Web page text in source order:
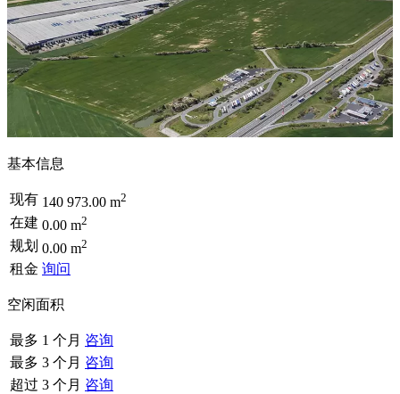
基本信息
现有 140 973.00 m2
在建 0.00 m2
规划 0.00 m2
租金 询问
空闲面积
最多 1 个月 咨询
最多 3 个月 咨询
超过 3 个月 咨询